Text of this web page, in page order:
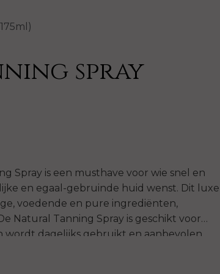
spray
Spray is een musthave voor wie snel en
en egaal-gebruinde huid wenst. Dit luxe
voedende en pure ingrediënten,
Natural Tanning Spray is geschikt voor
wordt dagelijks gebruikt en aanbevolen
hair & make-up artists en dermatologen.